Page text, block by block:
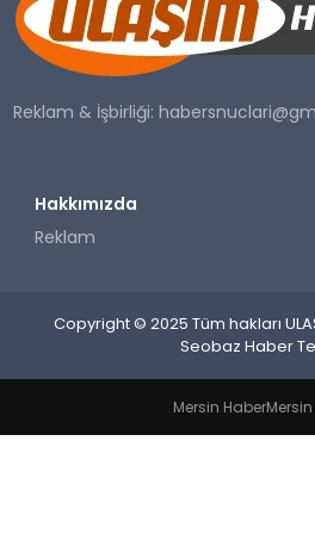
SAĞLIK
YAŞAM
Reklam & İşbirliği:
Hakkımızda
Reklam
Copyright © 2025 Tüm hakları
Seobaz Haber
Mersin Haber